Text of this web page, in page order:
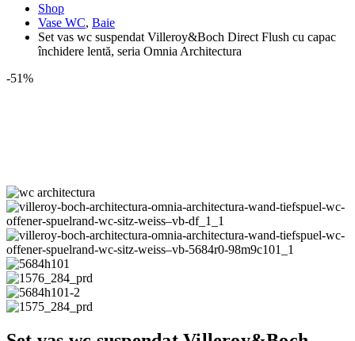
Shop
Vase WC, Baie
Set vas wc suspendat Villeroy&Boch Direct Flush cu capac
închidere lentă, seria Omnia Architectura
-51%